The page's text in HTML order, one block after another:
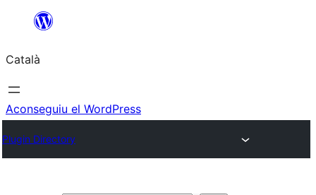
contingut
Català
Aconseguiu el WordPress
Plugin Directory